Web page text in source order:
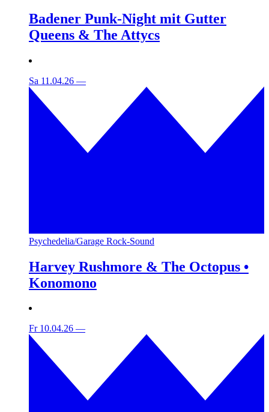
Badener Punk-Night mit Gutter
Queens & The Attycs
Sa 11.04.26 —
Psychedelia/Garage Rock-Sound
Harvey Rushmore & The Octopus •
Konomono
Fr 10.04.26 —